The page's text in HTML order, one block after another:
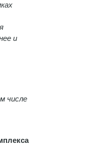
и
числе